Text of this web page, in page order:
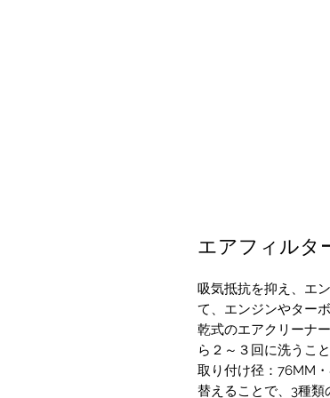
エアフィルタ
吸気抵抗を抑え、エ
て、エンジンやター
乾式のエアクリーナ
ら２～３回に洗うこ
取り付け径：76MM
替えることで、3種